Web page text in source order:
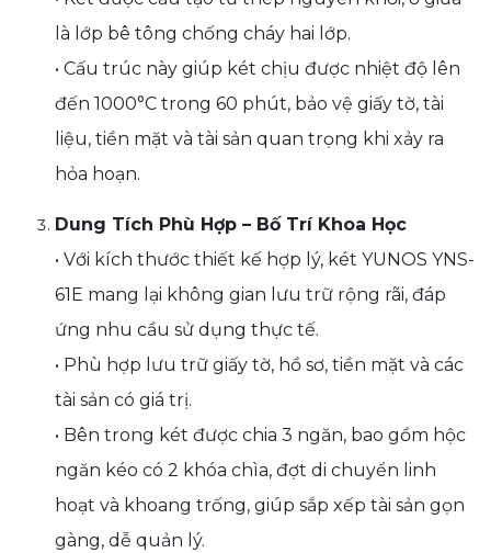
là lớp bê tông chống cháy hai lớp.
• Cấu trúc này giúp két chịu được nhiệt độ lên
đến 1000°C trong 60 phút, bảo vệ giấy tờ, tài
liệu, tiền mặt và tài sản quan trọng khi xảy ra
hỏa hoạn.
Dung Tích Phù Hợp – Bố Trí Khoa Học
• Với kích thước thiết kế hợp lý, két YUNOS YNS-
61E mang lại không gian lưu trữ rộng rãi, đáp
ứng nhu cầu sử dụng thực tế.
• Phù hợp lưu trữ giấy tờ, hồ sơ, tiền mặt và các
tài sản có giá trị.
• Bên trong két được chia 3 ngăn, bao gồm hộc
ngăn kéo có 2 khóa chìa, đợt di chuyển linh
hoạt và khoang trống, giúp sắp xếp tài sản gọn
gàng, dễ quản lý.